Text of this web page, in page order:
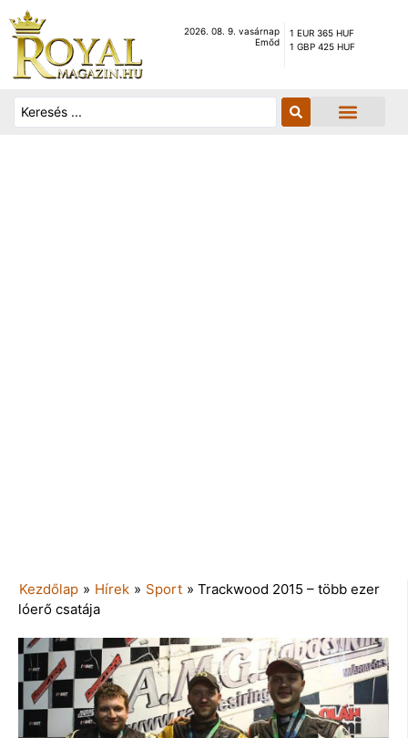
2026. 08. 9. vasárnap
Emőd
1 EUR 365 HUF
1 GBP 425 HUF
Kezdőlap » Hírek » Sport » Trackwood 2015 – több ezer
lóerő csatája